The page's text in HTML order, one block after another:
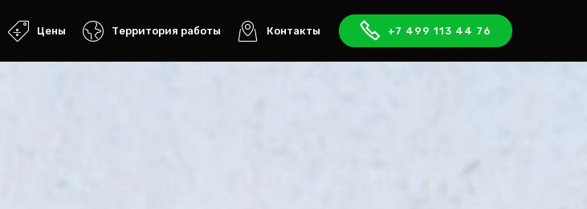
Цены Территория работы Контакты +7 499 113 44 76